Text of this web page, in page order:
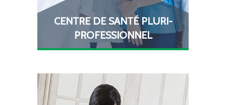
CENTRE DE SANTÉ PLURI-
PROFESSIONNEL